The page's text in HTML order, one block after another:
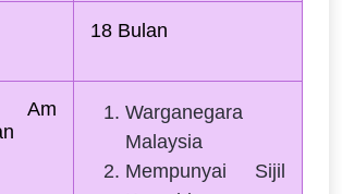
18 Bulan
Am
Warganegara
Malaysia
Mempunyai Sijil